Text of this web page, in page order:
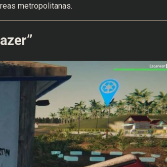
metropolitanas.